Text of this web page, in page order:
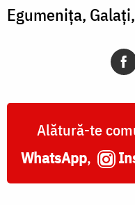
Egumenița,
Alătură-te
WhatsApp,